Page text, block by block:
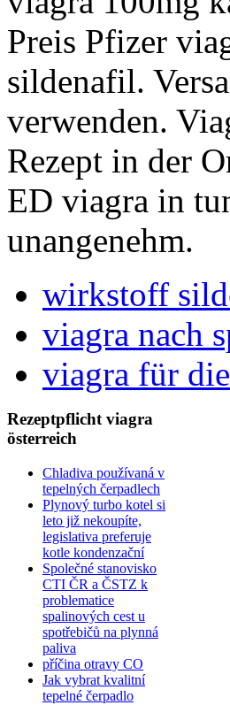
Preis Pfizer
sildenafil.
verwenden.
Rezept in der
ED viagra in
unangenehm.
wirkstoff
viagra nach
viagra für
Rezeptpflicht viagra
österreich
Chladiva používaná v
tepelných čerpadlech
Plynový turbo kotel si
leto již nekoupíte,
legislativa preferuje
kotle kondenzační
Společné stanovisko
CTI ČR a ČSTZ k
problematice
spalinových cest u
spotřebičů na plynná
paliva
příčina otravy CO
Jak vybrat kvalitní
tepelné čerpadlo